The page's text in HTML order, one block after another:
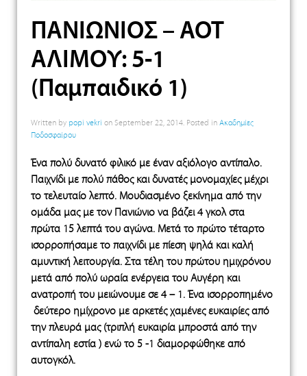
ΠΑΝΙΩΝΙΟΣ – ΑΟΤ
ΑΛΙΜΟΥ: 5-1
(Παμπαιδικό 1)
Written by popi vekri on September 22, 2014. Posted in Ακαδημίες
Ποδοσφαίρου
Ένα πολύ δυνατό φιλικό με έναν αξιόλογο αντίπαλο.
Παιχνίδι με πολύ πάθος και δυνατές μονομαχίες μέχρι
το τελευταίο λεπτό. Μουδιασμένο ξεκίνημα από την
ομάδα μας με τον Πανιώνιο να βάζει 4 γκολ στα
πρώτα 15 λεπτά του αγώνα. Μετά το πρώτο τέταρτο
ισορροπήσαμε το παιχνίδι με πίεση ψηλά και καλή
αμυντική λειτουργία. Στα τέλη του πρώτου ημιχρόνου
μετά από πολύ ωραία ενέργεια του Αυγέρη και
ανατροπή του μειώνουμε σε 4 – 1. Ένα ισορροπημένο
δεύτερο ημίχρονο με αρκετές χαμένες ευκαιρίες από
την πλευρά μας (τριπλή ευκαιρία μπροστά από την
αντίπαλη εστία ) ενώ το 5 -1 διαμορφώθηκε από
αυτογκόλ.